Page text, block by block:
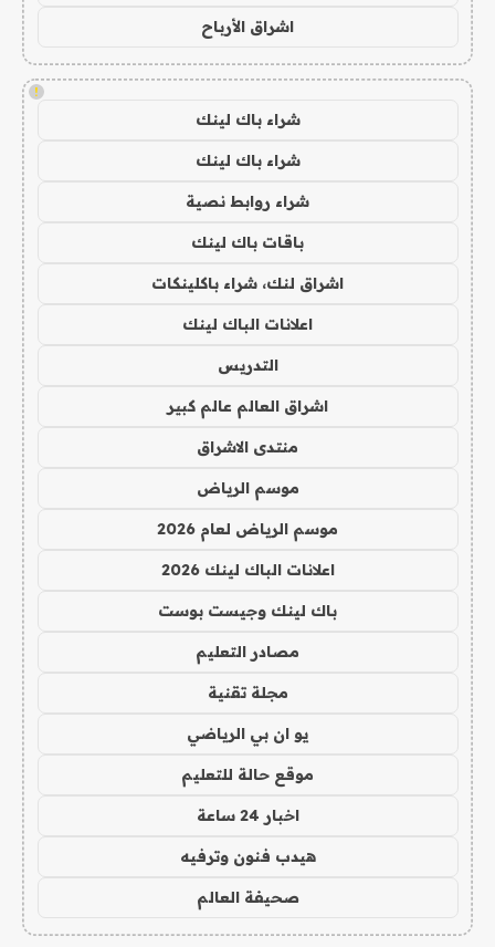
اشراق الأرباح
!
شراء باك لينك
شراء باك لينك
شراء روابط نصية
باقات باك لينك
اشراق لنك، شراء باكلينكات
اعلانات الباك لينك
التدريس
اشراق العالم عالم كبير
منتدى الاشراق
موسم الرياض
موسم الرياض لعام 2026
اعلانات الباك لينك 2026
باك لينك وجيست بوست
مصادر التعليم
مجلة تقنية
يو ان بي الرياضي
موقع حالة للتعليم
اخبار 24 ساعة
هيدب فنون وترفيه
صحيفة العالم